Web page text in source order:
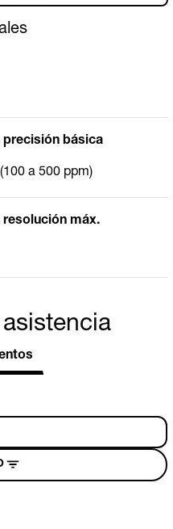
precisión básica
a 500 ppm)
resolución máx.